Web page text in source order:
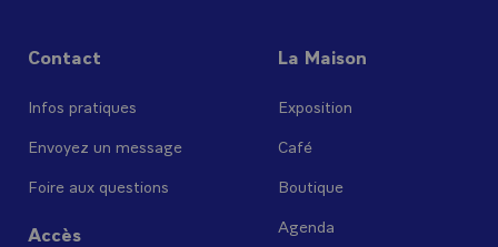
Contact
Infos pratiques
Envoyez un message
Foire aux questions
Accès
La Maison
Exposition
Café
Boutique
Agenda